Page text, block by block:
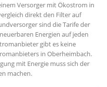
Versorger mit Ökostrom in
direkt den Filter auf
sind die Tarife der
Energien auf jeden
gibt es keine
in Oberheimbach.
mit Energie muss sich der
machen.